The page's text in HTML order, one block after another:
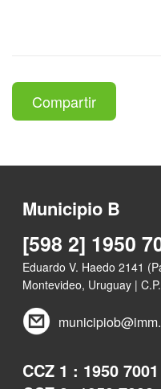
Compartir
Municipio B
[598 2] 1950
Eduardo V. Haedo 2141
Montevideo, Uruguay |
CCZ 1 : 1950 7001